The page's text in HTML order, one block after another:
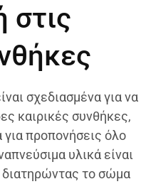
στις
σχεδιασμένα για να
καιρικές συνθήκες,
προπονήσεις όλο
υλικά είναι
διατηρώντας το σώμα